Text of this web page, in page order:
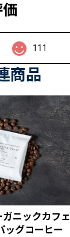
111
商品
ニックカフェ
ッグコーヒー